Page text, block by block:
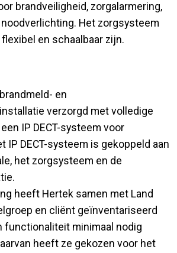
brandveiligheid, zorgalarmering,
Het zorgsysteem
en schaalbaar zijn.
en
verzorgd met volledige
IP DECT-systeem voor
IP DECT-systeem is gekoppeld aan
het zorgsysteem en de
heeft Hertek samen met Land
en cliënt geïnventariseerd
functionaliteit minimaal nodig
heeft ze gekozen voor het